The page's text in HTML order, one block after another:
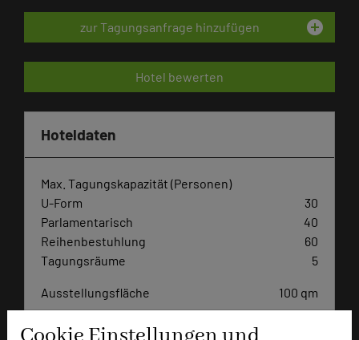
zur Tagungsanfrage hinzufügen add_circle
Hotel bewerten
Hoteldaten
Max. Tagungskapazität (Personen)
U-Form
30
Parlamentarisch
40
Reihenbestuhlung
60
Tagungsräume
5
Ausstellungsfläche 100 qm
Zimmer